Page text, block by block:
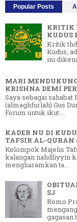
Popular Posts
KRITIK
KUDUS
Kritik
Kudus,
ini
MARI
KRISHNA DEMI
Saya sebagai sahabat
(almaghfurlah) Gus
Forum untuk ikut ...
KADER NU DI
TAFSIR AL-QURAN
Kelompok Majelis
kalangan nahdliyyin
mengharamkan ta...
SJ
Romo
gagasan